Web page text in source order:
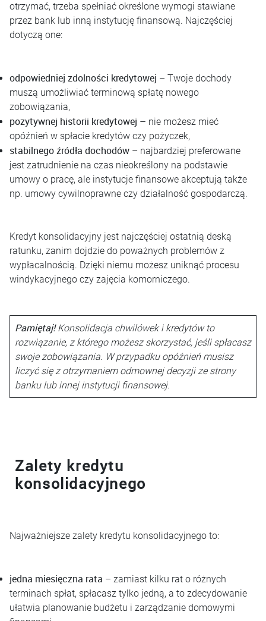
otrzymać, trzeba spełniać określone wymogi stawiane
przez bank lub inną instytucję finansową. Najczęściej
dotyczą one:
odpowiedniej zdolności kredytowej – Twoje dochody
muszą umożliwiać terminową spłatę nowego
zobowiązania,
pozytywnej historii kredytowej – nie możesz mieć
opóźnień w spłacie kredytów czy pożyczek,
stabilnego źródła dochodów – najbardziej preferowane
jest zatrudnienie na czas nieokreślony na podstawie
umowy o pracę, ale instytucje finansowe akceptują także
np. umowy cywilnoprawne czy działalność gospodarczą.
Kredyt konsolidacyjny jest najczęściej ostatnią deską
ratunku, zanim dojdzie do poważnych problemów z
wypłacalnością. Dzięki niemu możesz uniknąć procesu
windykacyjnego czy zajęcia komorniczego.
Pamiętaj!Konsolidacja chwilówek i kredytów to
rozwiązanie, z którego możesz skorzystać, jeśli spłacasz
swoje zobowiązania. W przypadku opóźnień musisz
liczyć się z otrzymaniem odmownej decyzji ze strony
banku lub innej instytucji finansowej.
Zalety kredytu
konsolidacyjnego
Najważniejsze zalety kredytu konsolidacyjnego to:
jedna miesięczna rata – zamiast kilku rat o różnych
terminach spłat, spłacasz tylko jedną, a to zdecydowanie
ułatwia planowanie budżetu i zarządzanie domowymi